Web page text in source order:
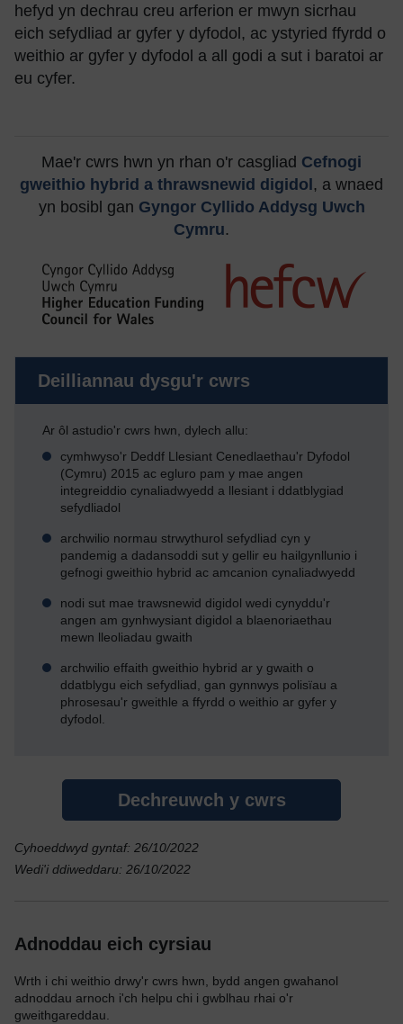
hefyd yn dechrau creu arferion er mwyn sicrhau
eich sefydliad ar gyfer y dyfodol, ac ystyried ffyrdd o
weithio ar gyfer y dyfodol a all godi a sut i baratoi ar
eu cyfer.
Mae'r cwrs hwn yn rhan o'r casgliad Cefnogi
gweithio hybrid a thrawsnewid digidol, a wnaed
yn bosibl gan Gyngor Cyllido Addysg Uwch
Cymru.
Deilliannau dysgu'r cwrs
Ar ôl astudio'r cwrs hwn, dylech allu:
cymhwyso'r Deddf Llesiant Cenedlaethau'r Dyfodol
(Cymru) 2015 ac egluro pam y mae angen
integreiddio cynaliadwyedd a llesiant i ddatblygiad
sefydliadol
archwilio normau strwythurol sefydliad cyn y
pandemig a dadansoddi sut y gellir eu hailgynllunio i
gefnogi gweithio hybrid ac amcanion cynaliadwyedd
nodi sut mae trawsnewid digidol wedi cynyddu'r
angen am gynhwysiant digidol a blaenoriaethau
mewn lleoliadau gwaith
archwilio effaith gweithio hybrid ar y gwaith o
ddatblygu eich sefydliad, gan gynnwys polisïau a
phrosesau'r gweithle a ffyrdd o weithio ar gyfer y
dyfodol.
Dechreuwch y cwrs
Cyhoeddwyd gyntaf: 26/10/2022
Wedi'i ddiweddaru: 26/10/2022
Adnoddau eich cyrsiau
Wrth i chi weithio drwy'r cwrs hwn, bydd angen gwahanol
adnoddau arnoch i'ch helpu chi i gwblhau rhai o'r
gweithgareddau.